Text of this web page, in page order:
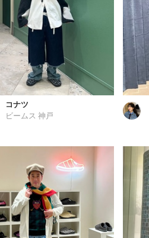
コナツ
ビームス 神戸